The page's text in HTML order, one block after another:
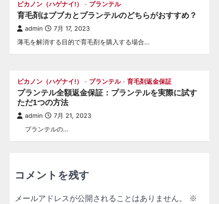
ピカノン（ハゲナイ!） プランテル
育毛剤はブブカとプランテルのどちらがおすすめ？
admin 7月 17, 2023
薄毛を解消する目的で育毛剤を購入する場合…
ピカノン（ハゲナイ!） プランテル 育毛剤返金保証
プランテル全額返金保証：プランテルを実際に試す
ただ1つの方法
admin 7月 21, 2023
プランテルの…
コメントを残す
メールアドレスが公開されることはありません。
※